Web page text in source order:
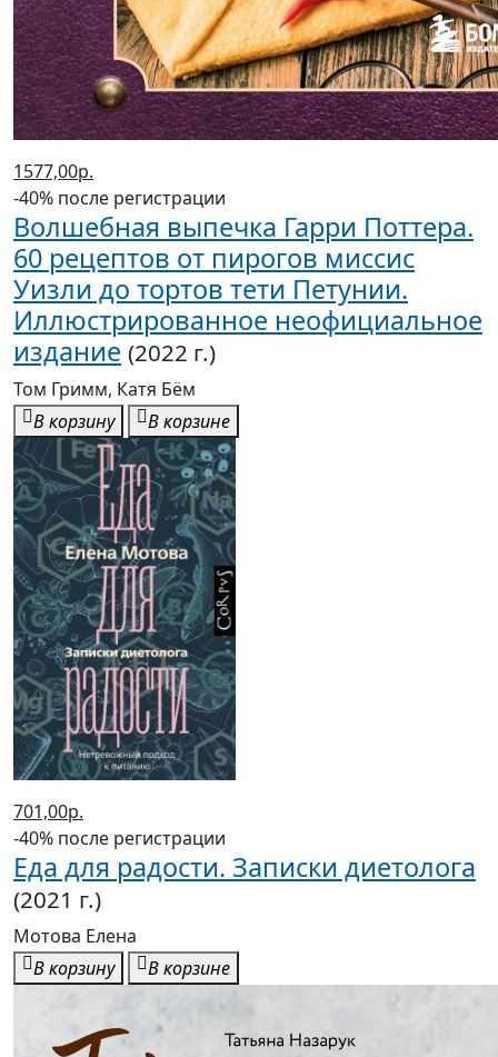
1577,00р.
-40% после регистрации
Волшебная выпечка Гарри Поттера.
60 рецептов от пирогов миссис
Уизли до тортов тети Петунии.
Иллюстрированное неофициальное
издание (2022 г.)
Том Гримм, Катя Бём
В корзину
В корзине
701,00р.
-40% после регистрации
Еда для радости. Записки диетолога
(2021 г.)
Мотова Елена
В корзину
В корзине